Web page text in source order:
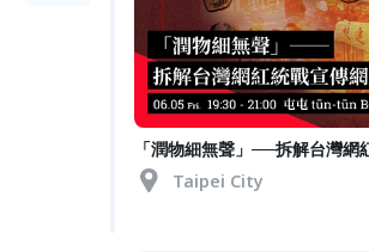
「潤物細無聲」──拆解台灣網
Taipei City